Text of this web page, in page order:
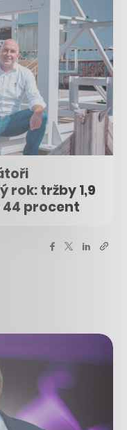
rok: tržby 1,9
44 procent